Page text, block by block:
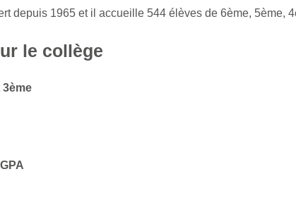
depuis 1965 et il accueille 544 élèves de 6ème, 5ème,
le collège
3ème